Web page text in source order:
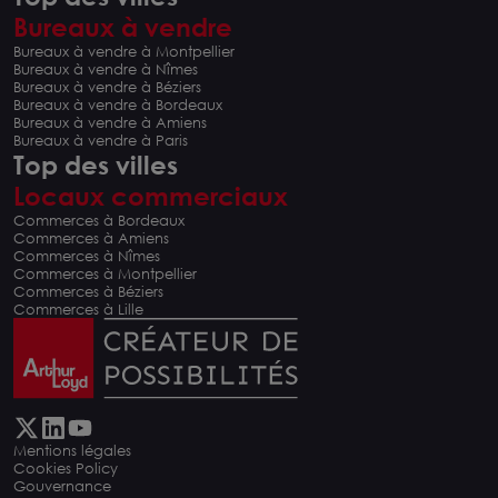
Bureaux à vendre
Bureaux à vendre à Montpellier
Bureaux à vendre à Nîmes
Bureaux à vendre à Béziers
Bureaux à vendre à Bordeaux
Bureaux à vendre à Amiens
Bureaux à vendre à Paris
Top des villes
Locaux commerciaux
Commerces à Bordeaux
Commerces à Amiens
Commerces à Nîmes
Commerces à Montpellier
Commerces à Béziers
Commerces à Lille
Mentions légales
Cookies Policy
Gouvernance